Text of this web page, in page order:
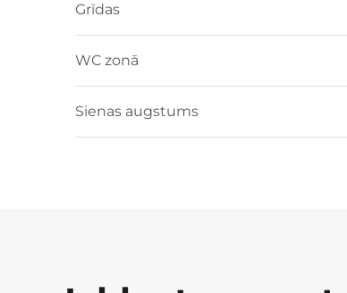
Grīdas
WC zonā
Sienas augstums